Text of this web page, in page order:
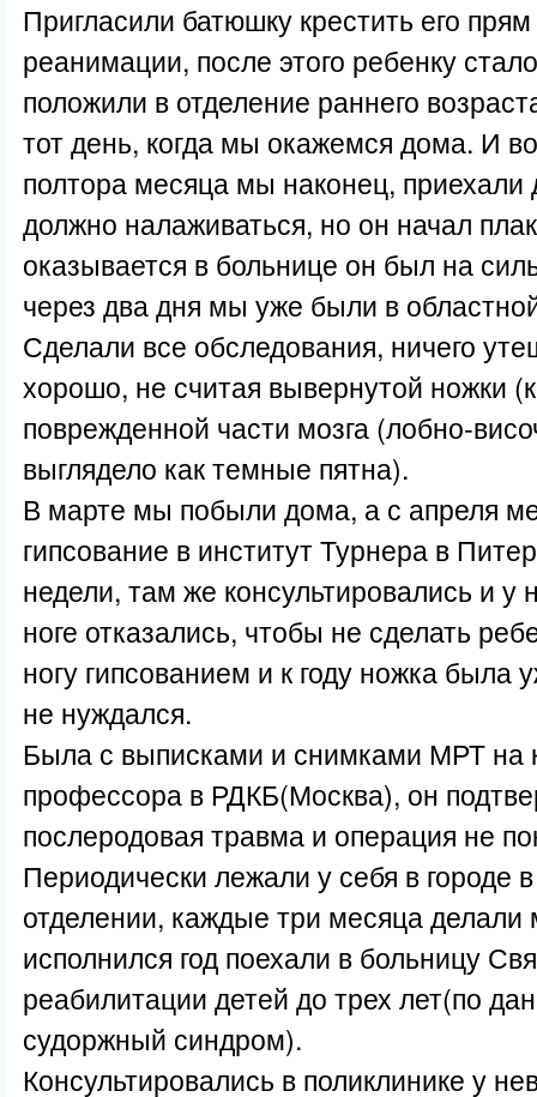
Пригласили батюшку крестить его
реанимации, после этого ребенку
положили в отделение раннего
тот день, когда мы окажемся дома. И
полтора месяца мы наконец,
должно налаживаться, но он начал
оказывается в больнице он был на
через два дня мы уже были в
Сделали все обследования, ничего
хорошо, не считая вывернутой ножки
поврежденной части мозга (лобно-
выглядело как темные пятна).
В марте мы побыли дома, а с апреля
гипсование в институт Турнера в
недели, там же консультировались и у
ноге отказались, чтобы не сделать
ногу гипсованием и к году ножка была
не нуждался.
Была с выписками и снимками МРТ на
профессора в РДКБ(Москва), он
послеродовая травма и операция не
Периодически лежали у себя в городе
отделении, каждые три месяца делали
исполнился год поехали в больницу
реабилитации детей до трех лет(по
судоржный синдром).
Консультировались в поликлинике у